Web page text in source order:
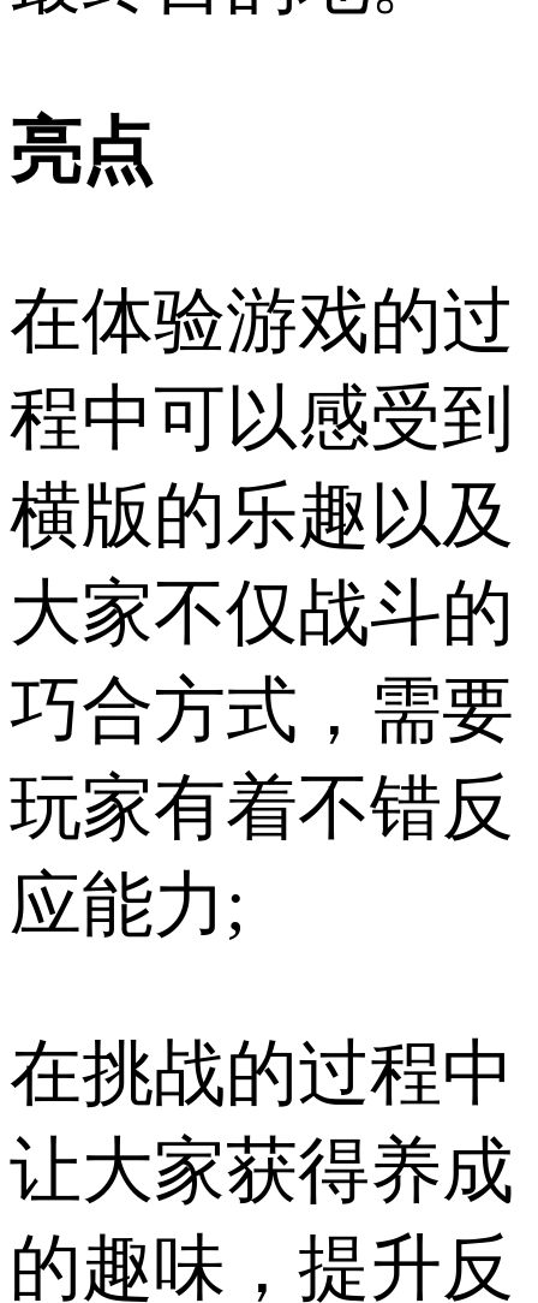
亮点
在体验游戏的过
程中可以感受到
横版的乐趣以及
大家不仅战斗的
巧合方式，需要
玩家有着不错反
应能力;
在挑战的过程中
让大家获得养成
的趣味，提升反